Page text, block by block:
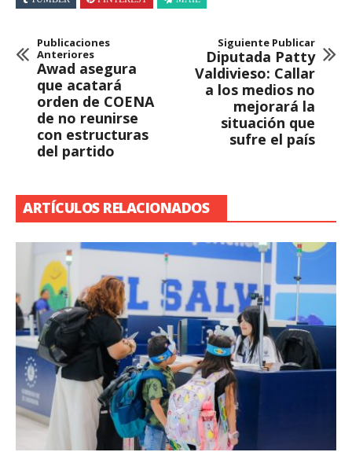
Publicaciones
Anteriores
Awad asegura
que acatará
orden de COENA
de no reunirse
con estructuras
del partido
Siguiente Publicar
Diputada Patty
Valdivieso: Callar
a los medios no
mejorará la
situación que
sufre el país
ARTÍCULOS RELACIONADOS